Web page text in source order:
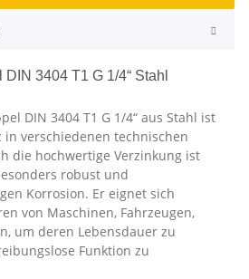
3404 T1 G 1/4“ Stahl
DIN 3404 T1 G 1/4“ aus Stahl ist
verschiedenen technischen
die hochwertige Verzinkung ist
robust und
Korrosion. Er eignet sich
von Maschinen, Fahrzeugen,
um deren Lebensdauer zu
Funktion zu